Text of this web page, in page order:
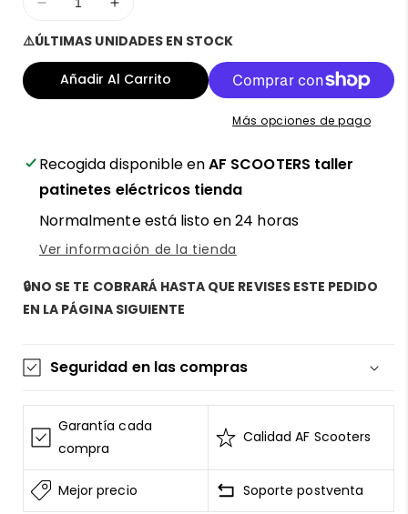
Disminuir
cantidad
para
Potencia
para
eléctrico
Xiaomi
M365,
1S
más
–
¡Ajuste
firme,
solo
AF
SCOOTERS!
Aumentar
para
Potencia
para
eléctrico
Xiaomi
1S
más
–
¡Ajuste
firme,
solo
AF
SCOOTERS!
⚠️ÚLTIMAS UNIDADES EN STOCK
Añadir Al Carrito
Más opciones de pago
Recogida disponible enAF SCOOTERS taller
patinetes eléctricos tienda
Normalmente está listo en 24 horas
Ver información de la tienda
🔒NO SE TE COBRARÁ HASTA QUE REVISES ESTE PEDIDO
EN LA PÁGINA SIGUIENTE
Seguridad en las compras
La información de las tarjetas se mantiene
segura y sin riesgos
AF SCOOTERS
sigue el Estándar de Seguridad de
Datos para la Industria de Tarjeta de Pago
Todos los datos están cifrados
Garantía cada
compra
Calidad AF Scooters
Mejor precio Soporte postventa